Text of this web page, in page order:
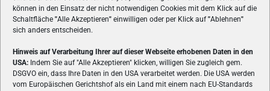
können in den Einsatz der nicht notwendigen Cookies mit dem Klick auf die
Schaltfläche "Alle Akzeptieren" einwilligen oder per Klick auf"Ablehnen"
sich anders entscheiden.
Hinweis auf Verarbeitung Ihrer auf dieser Webseite erhobenen Daten in den
USA: Indem Sie auf "Alle Akzeptieren" klicken, willigen Sie zugleich gem.
DSGVO ein, dass Ihre Daten in den USA verarbeitet werden. Die USA werden
vom Europäischen Gerichtshof als ein Land mit einem nach EU-Standards
ÜBER UNS